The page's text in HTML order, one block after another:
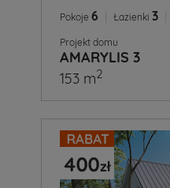
Pokoje 6 Łazienki 3
Projekt domu
AMARYLIS 3
153 m2